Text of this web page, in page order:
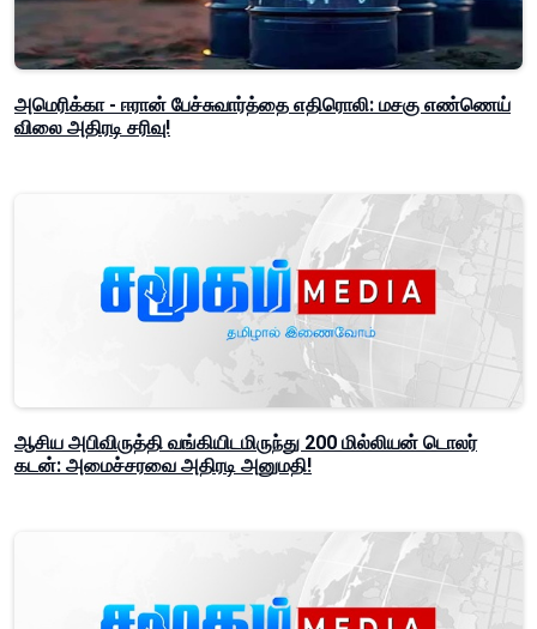
அமெரிக்கா - ஈரான் பேச்சுவார்த்தை எதிரொலி: மசகு எண்ணெய்
விலை அதிரடி சரிவு!
ஆசிய அபிவிருத்தி வங்கியிடமிருந்து 200 மில்லியன் டொலர்
கடன்: அமைச்சரவை அதிரடி அனுமதி!